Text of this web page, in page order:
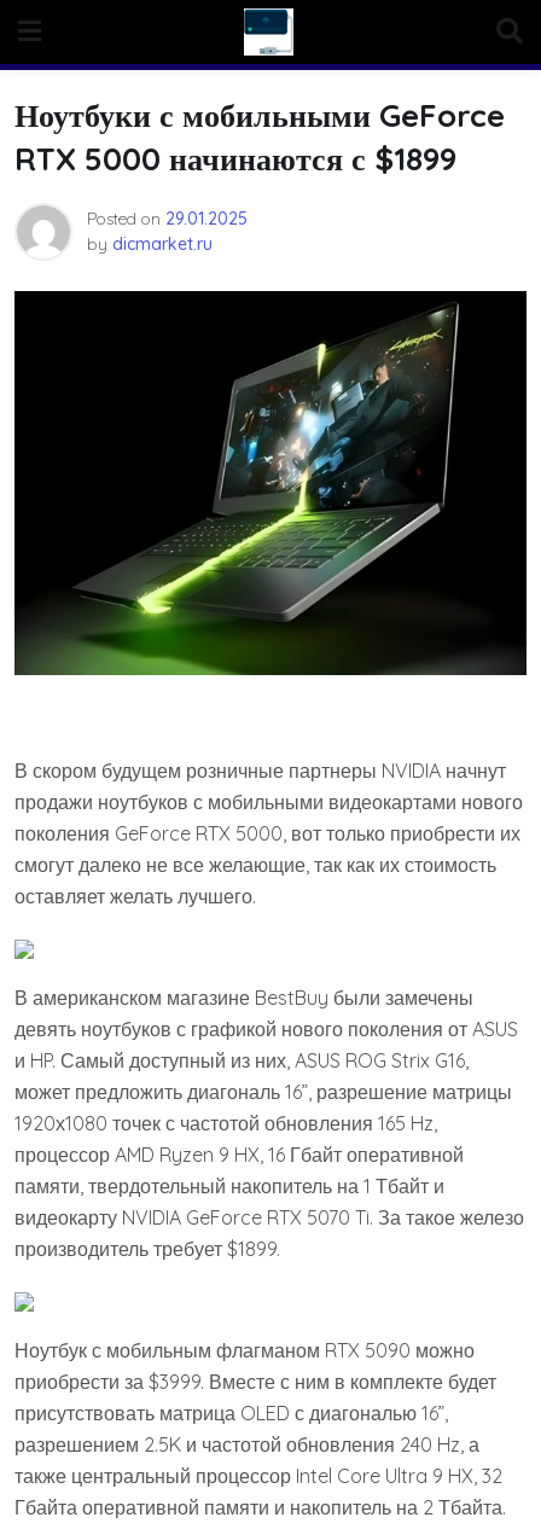
content
Ноутбуки с мобильными GeForce
RTX 5000 начинаются с $1899
Posted on 29.01.2025
by dicmarket.ru
В скором будущем розничные партнеры NVIDIA начнут
продажи ноутбуков с мобильными видеокартами нового
поколения GeForce RTX 5000, вот только приобрести их
смогут далеко не все желающие, так как их стоимость
оставляет желать лучшего.
В американском магазине BestBuy были замечены
девять ноутбуков с графикой нового поколения от ASUS
и HP. Самый доступный из них, ASUS ROG Strix G16,
может предложить диагональ 16”, разрешение матрицы
1920х1080 точек с частотой обновления 165 Hz,
процессор AMD Ryzen 9 HX, 16 Гбайт оперативной
памяти, твердотельный накопитель на 1 Тбайт и
видеокарту NVIDIA GeForce RTX 5070 Ti. За такое железо
производитель требует $1899.
Ноутбук с мобильным флагманом RTX 5090 можно
приобрести за $3999. Вместе с ним в комплекте будет
присутствовать матрица OLED с диагональю 16”,
разрешением 2.5K и частотой обновления 240 Hz, а
также центральный процессор Intel Core Ultra 9 HX, 32
Гбайта оперативной памяти и накопитель на 2 Тбайта.